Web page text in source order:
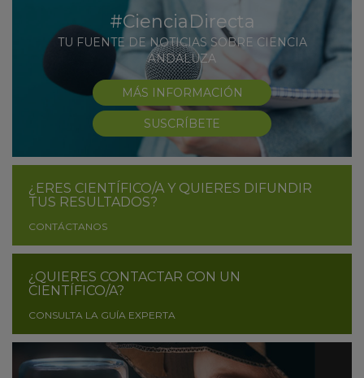
#CienciaDirecta
TU FUENTE DE NOTICIAS SOBRE CIENCIA
ANDALUZA
MÁS INFORMACIÓN
SUSCRÍBETE
¿ERES CIENTÍFICO/A Y QUIERES DIFUNDIR
TUS RESULTADOS?
CONTÁCTANOS
¿QUIERES CONTACTAR CON UN
CIENTÍFICO/A?
CONSULTA LA GUÍA EXPERTA